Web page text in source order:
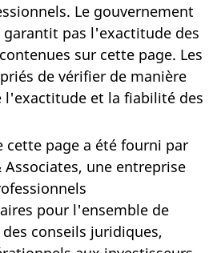
Le gouvernement
garantit pas l'exactitude des
sur cette page. Les
de vérifier de manière
l'exactitude et la fiabilité des
cette page a été fourni par
Associates, une entreprise
pour l'ensemble de
conseils juridiques,